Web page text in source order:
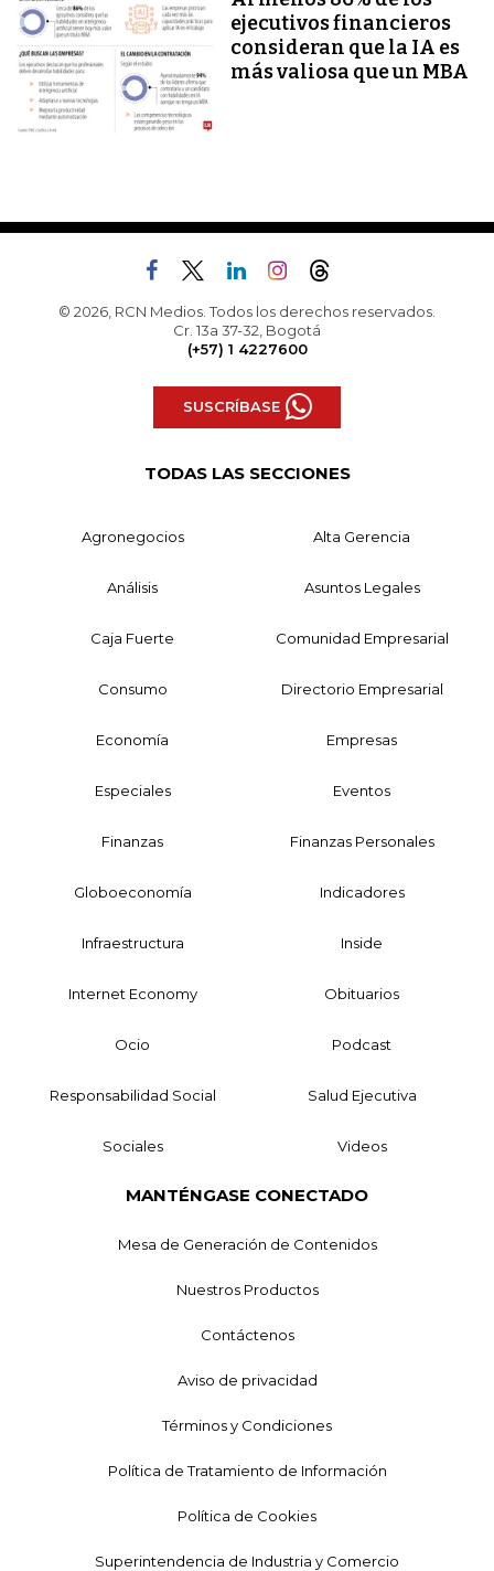
ejecutivos financieros
consideran que la IA es
más valiosa que un MBA
© 2026, RCN Medios. Todos los derechos reservados.
Cr. 13a 37-32, Bogotá
(+57) 1 4227600
SUSCRÍBASE
TODAS LAS SECCIONES
Agronegocios Alta Gerencia
Análisis Asuntos Legales
Caja Fuerte Comunidad Empresarial
Consumo Directorio Empresarial
Economía Empresas
Especiales Eventos
Finanzas Finanzas Personales
Globoeconomía Indicadores
Infraestructura Inside
Internet Economy Obituarios
Ocio Podcast
Responsabilidad Social Salud Ejecutiva
Sociales Videos
MANTÉNGASE CONECTADO
Mesa de Generación de Contenidos
Nuestros Productos
Contáctenos
Aviso de privacidad
Términos y Condiciones
Política de Tratamiento de Información
Política de Cookies
Superintendencia de Industria y Comercio